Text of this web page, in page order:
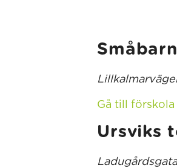
Gå till förskola
Ursviks